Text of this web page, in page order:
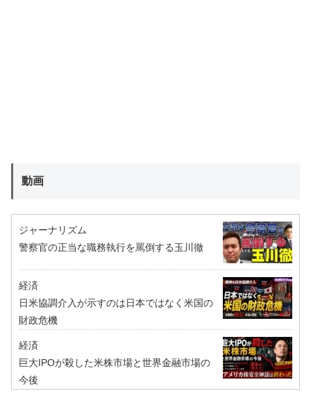
動画
ジャーナリズム
警察官の正当な職務執行を罵倒する玉川徹
経済
日米協調介入が示すのは日本ではなく米国の
財政危機
経済
巨大IPOが殺した米株市場と世界金融市場の
今後